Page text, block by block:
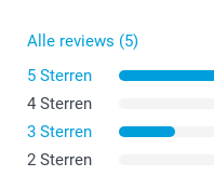
Alle reviews (5)
5 Sterren
4 Sterren
3 Sterren
2 Sterren